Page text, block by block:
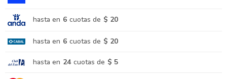
hasta en 6 cuotas de $ 20
hasta en 6 cuotas de $ 20
hasta en 24 cuotas de $ 5